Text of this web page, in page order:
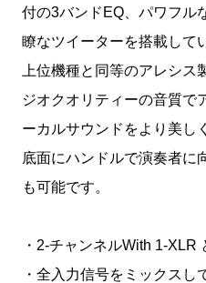
付の3バンドEQ、パワフル
瞭なツイーターを搭載して
上位機種と同等のアレシ
ジオクオリティーの音質で
ーカルサウンドをより美し
底面にハンドルで演奏者に
も可能です。
・2-チャンネルWith 1-XLR
・全入力信号をミックスし